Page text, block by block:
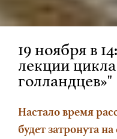
19 ноября в
лекции
голландцев»"
Настало время
будет затронута